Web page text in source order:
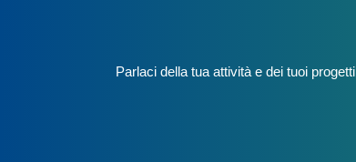
Parlaci della tua attività e dei tuoi